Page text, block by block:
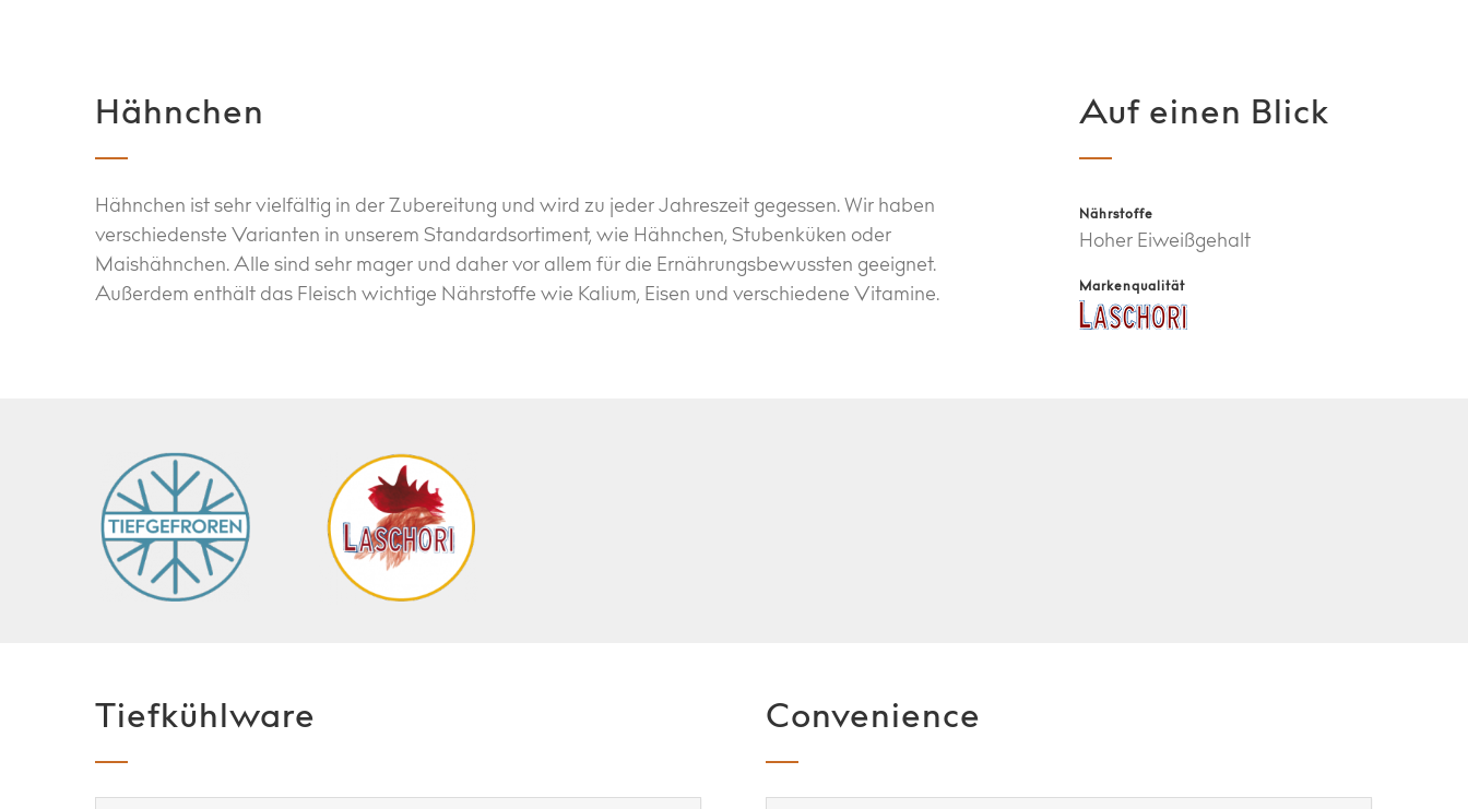
Hähnchen
Hähnchen ist sehr vielfältig in der Zubereitung und wird zu jeder Jahreszeit gegessen. Wir haben
verschiedenste Varianten in unserem Standardsortiment, wie Hähnchen, Stubenküken oder
Maishähnchen. Alle sind sehr mager und daher vor allem für die Ernährungsbewussten geeignet.
Außerdem enthält das Fleisch wichtige Nährstoffe wie Kalium, Eisen und verschiedene Vitamine.
Auf einen Blick
Nährstoffe
Hoher Eiweißgehalt
Markenqualität
Tiefkühlware Convenience